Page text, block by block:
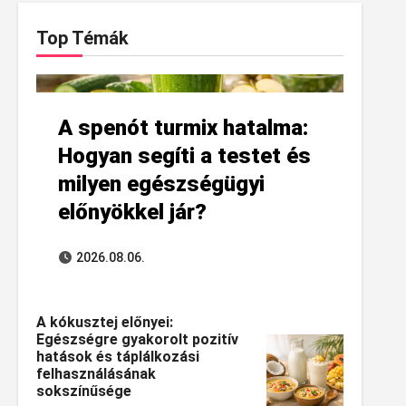
Top Témák
A spenót turmix hatalma:
Hogyan segíti a testet és
milyen egészségügyi
előnyökkel jár?
2026.08.06.
A kókusztej előnyei:
Egészségre gyakorolt pozitív
hatások és táplálkozási
felhasználásának
sokszínűsége